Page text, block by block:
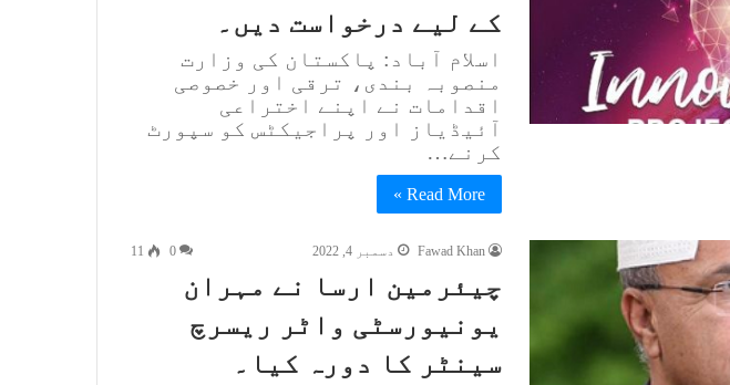
کے لیے درخواست دیں۔
اسلام آباد: پاکستان کی وزارت
منصوبہ بندی، ترقی اور خصوصی
اقدامات نے اپنے اختراعی
آئیڈیاز اور پراجیکٹس کو سپورٹ
کرنے…
Read More »
Fawad Khan دسمبر 4, 2022 0
11
چیئرمین ارسا نے مہران
یونیورسٹی واٹر ریسرچ
سینٹر کا دورہ کیا۔